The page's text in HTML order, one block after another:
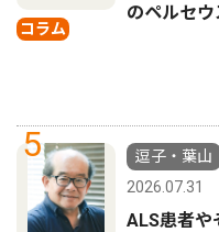
コラム
のペルセウ
5
逗子・葉山
2026.07.31
ALS患者や